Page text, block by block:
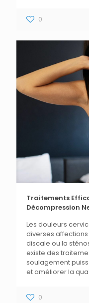
0
Traitements
Décompression
Les douleurs
diverses
discale ou la
existe des
soulagement
et améliorer la
0